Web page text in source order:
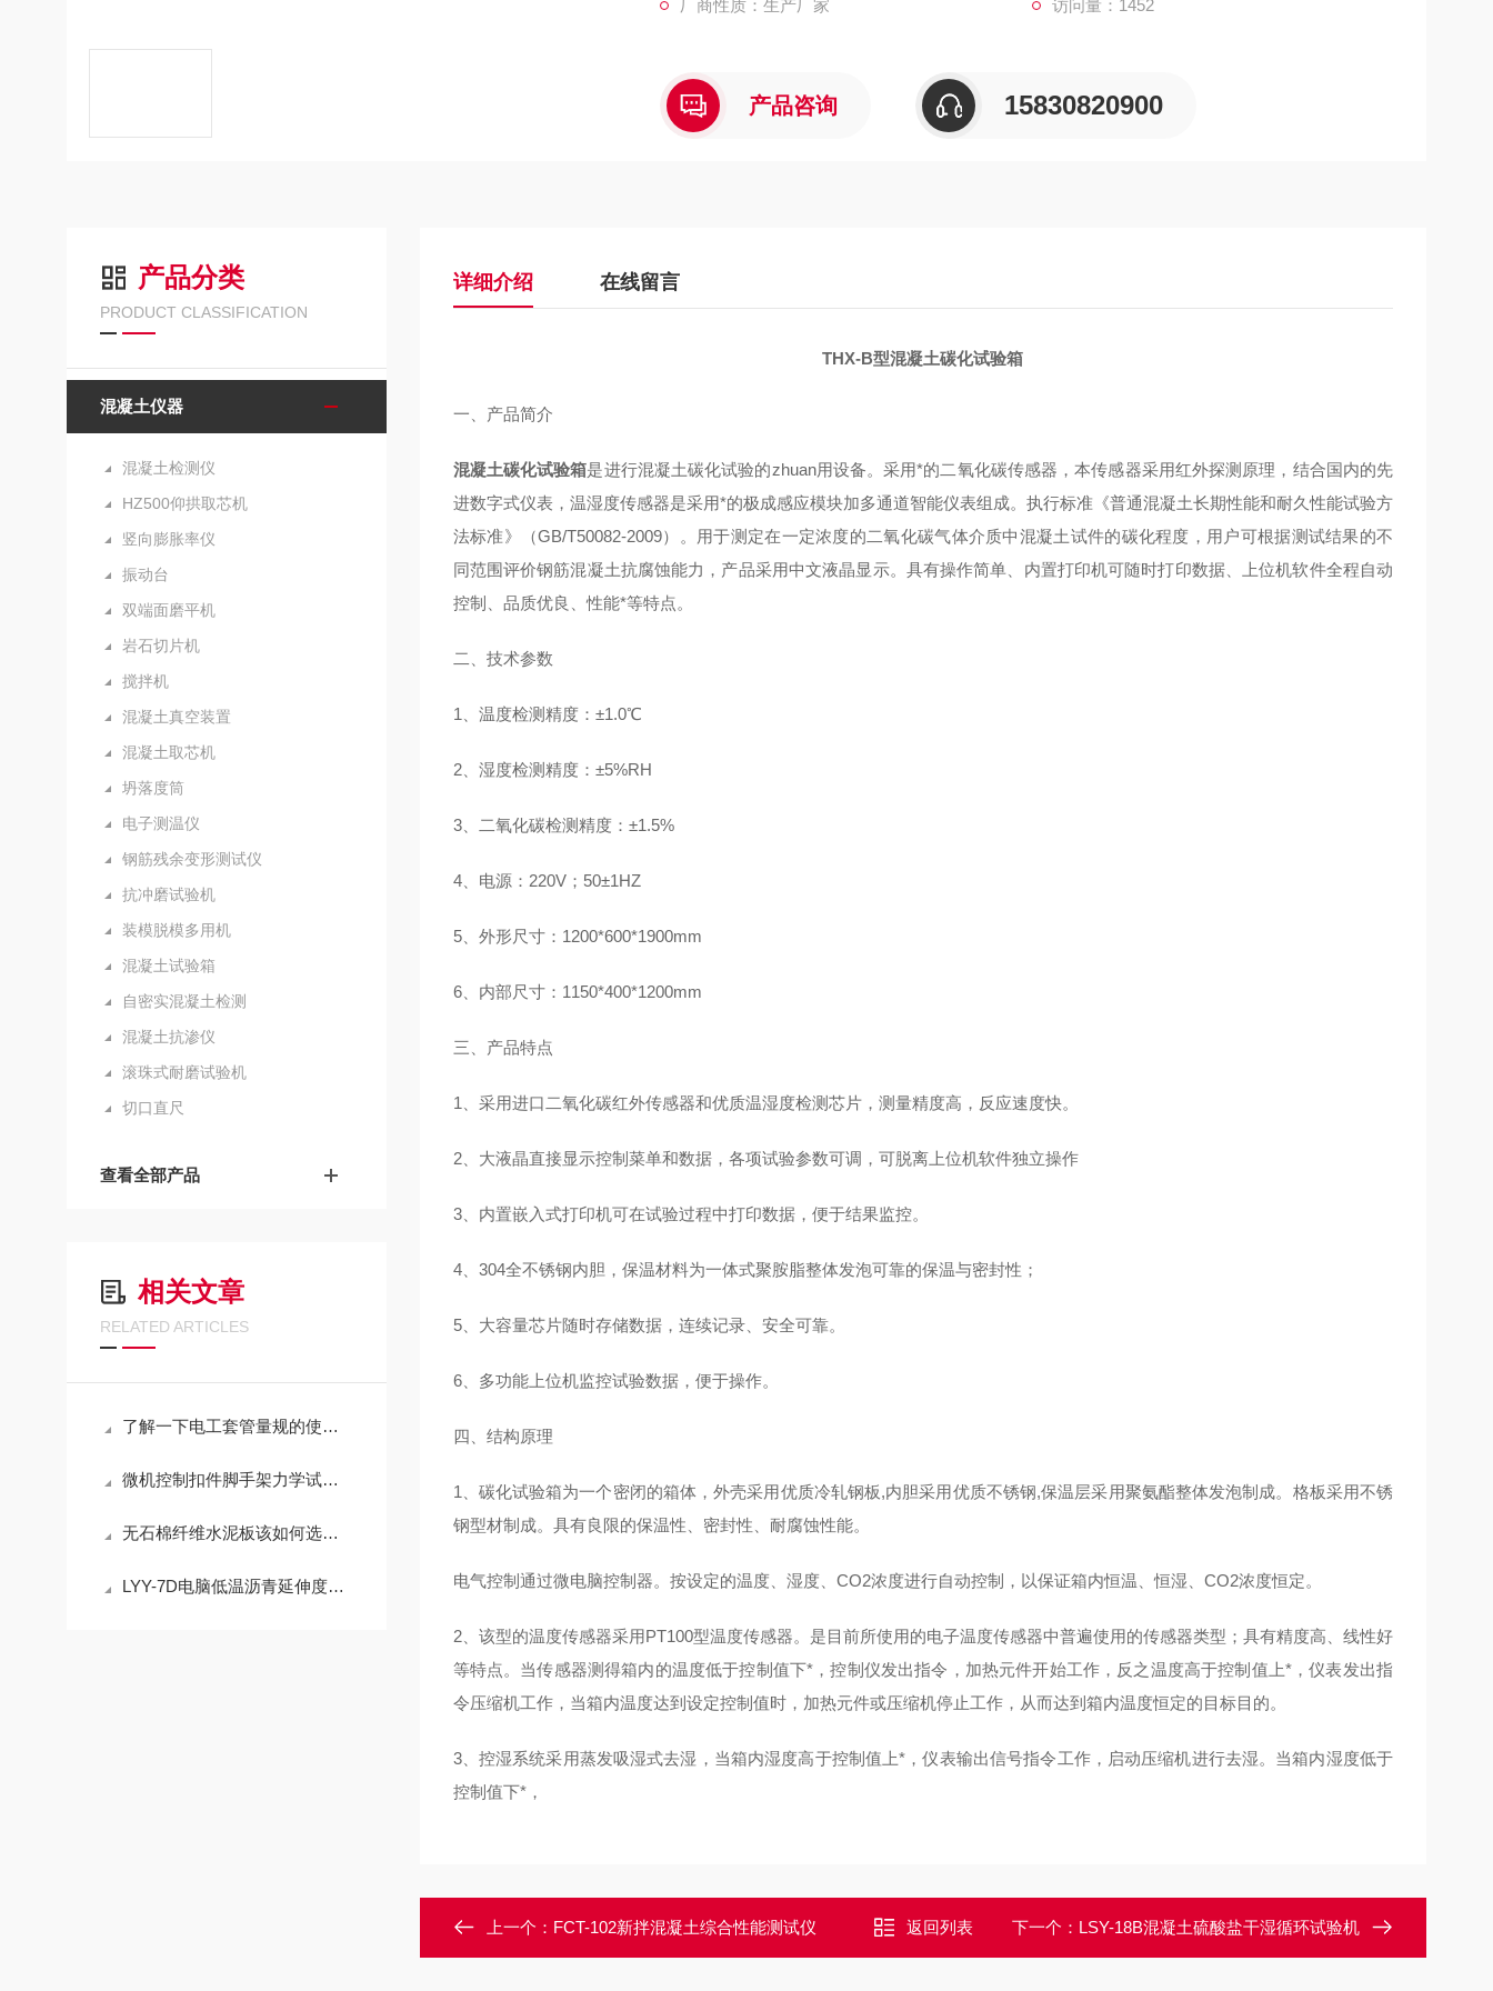
厂商性质：生产厂家 访问量：1452
产品咨询 15830820900
产品分类
PRODUCT CLASSIFICATION
混凝土仪器
混凝土检测仪
HZ500仰拱取芯机
竖向膨胀率仪
振动台
双端面磨平机
岩石切片机
搅拌机
混凝土真空装置
混凝土取芯机
坍落度筒
电子测温仪
钢筋残余变形测试仪
抗冲磨试验机
装模脱模多用机
混凝土试验箱
自密实混凝土检测
混凝土抗渗仪
滚珠式耐磨试验机
切口直尺
查看全部产品
相关文章
RELATED ARTICLES
了解一下电工套管量规的使用步骤吧
微机控制扣件脚手架力学试验机技术参数
无石棉纤维水泥板该如何选择？
LYY-7D电脑低温沥青延伸度试验仪
详细介绍 在线留言
THX-B型混凝土碳化试验箱
一、产品简介
混凝土碳化试验箱是进行混凝土碳化试验的zhuan用设备。采用*的二氧化碳传感器，本传感器采用红外探测原理，结合国内的先
进数字式仪表，温湿度传感器是采用*的极成感应模块加多通道智能仪表组成。执行标准《普通混凝土长期性能和耐久性能试验方
法标准》（GB/T50082-2009）。用于测定在一定浓度的二氧化碳气体介质中混凝土试件的碳化程度，用户可根据测试结果的不
同范围评价钢筋混凝土抗腐蚀能力，产品采用中文液晶显示。具有操作简单、内置打印机可随时打印数据、上位机软件全程自动
控制、品质优良、性能*等特点。
二、技术参数
1 、温度检测精度： ±1.0℃
2、湿度检测精度： ±5%RH
3、二氧化碳检测精度： ±1.5%
4、电源： 220V； 50±1HZ
5、外形尺寸： 1200*600*1900mm
6、内部尺寸： 1150*400*1200mm
三、产品特点
1 、采用进口二氧化碳红外传感器和优质温湿度检测芯片，测量精度高，反应速度快。
2、大液晶直接显示控制菜单和数据，各项试验参数可调，可脱离上位机软件独立操作
3、内置嵌入式打印机可在试验过程中打印数据，便于结果监控。
4、 304全不锈钢内胆，保温材料为一体式聚胺脂整体发泡可靠的保温与密封性；
5、大容量芯片随时存储数据，连续记录、安全可靠。
6、多功能上位机监控试验数据，便于操作。
四、结构原理
1 、碳化试验箱为一个密闭的箱体，外壳采用优质冷轧钢板,内胆采用优质不锈钢,保温层采用聚氨酯整体发泡制成。格板采用不锈
钢型材制成。具有良限的保温性、密封性、耐腐蚀性能。
电气控制通过微电脑控制器。按设定的温度、湿度、 CO2浓度进行自动控制，以保证箱内恒温、恒湿、 CO2浓度恒定。
2、该型的温度传感器采用PT100型温度传感器。是目前所使用的电子温度传感器中普遍使用的传感器类型；具有精度高、线性好
等特点。当传感器测得箱内的温度低于控制值下*，控制仪发出指令，加热元件开始工作，反之温度高于控制值上*，仪表发出指
令压缩机工作，当箱内温度达到设定控制值时，加热元件或压缩机停止工作，从而达到箱内温度恒定的目标目的。
3、控湿系统采用蒸发吸湿式去湿，当箱内湿度高于控制值上*，仪表输出信号指令工作，启动压缩机进行去湿。当箱内湿度低于
控制值下*，
上一个： FCT-102新拌混凝土综合性能测试仪 返回列表 下一个： LSY-18B混凝土硫酸盐干湿循环试验机